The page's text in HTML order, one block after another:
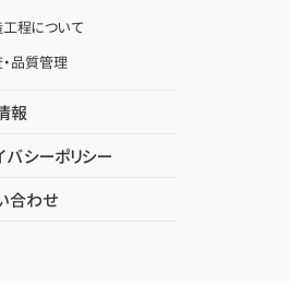
程について
品質管理
報
バシーポリシー
合わせ